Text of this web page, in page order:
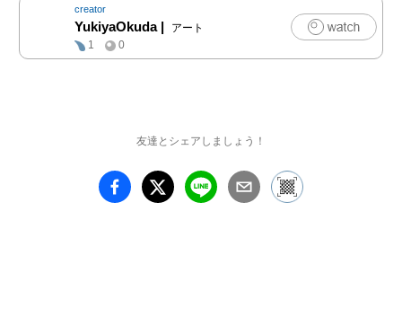
出展者：宮本昌典、麦田
ひかる、小岩原直志、田
creator
YukiyaOkuda|
アート
1
0
友達とシェアしましょう！